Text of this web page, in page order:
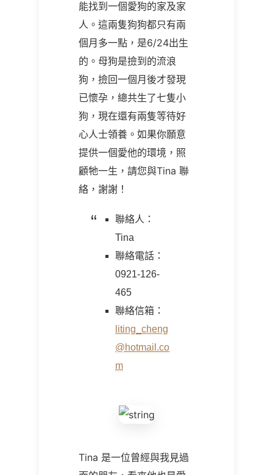
能找到一個愛狗的家及家
人。這兩隻狗狗都只有兩
個月多一點，是6/24出生
的。母狗是撿到的流浪
狗，撿回一個月後才發現
已懷孕，總共生了七隻小
狗，現在還有兩隻等待好
心人士領養。如果你願意
提供一個愛他的環境，照
顧牠一生，請您與Tina 聯
絡，謝謝！
聯絡人：
Tina
聯絡電話：
0921-126-
465
聯絡信箱：
liting_cheng
@hotmail.co
m
Tina 是一位曾經與我見過